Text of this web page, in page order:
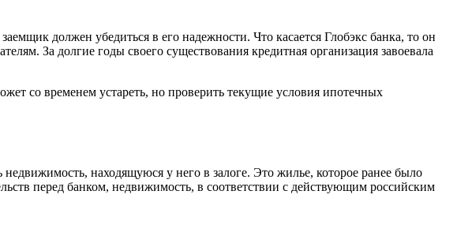
должен убедиться в его надежности. Что касается Глобэкс банка, то он
За долгие годы своего существования кредитная организация завоевала
со временем устареть, но проверить текущие условия ипотечных
находящуюся у него в залоге. Это жилье, которое ранее было
перед банком, недвижимость, в соответствии с действующим российским